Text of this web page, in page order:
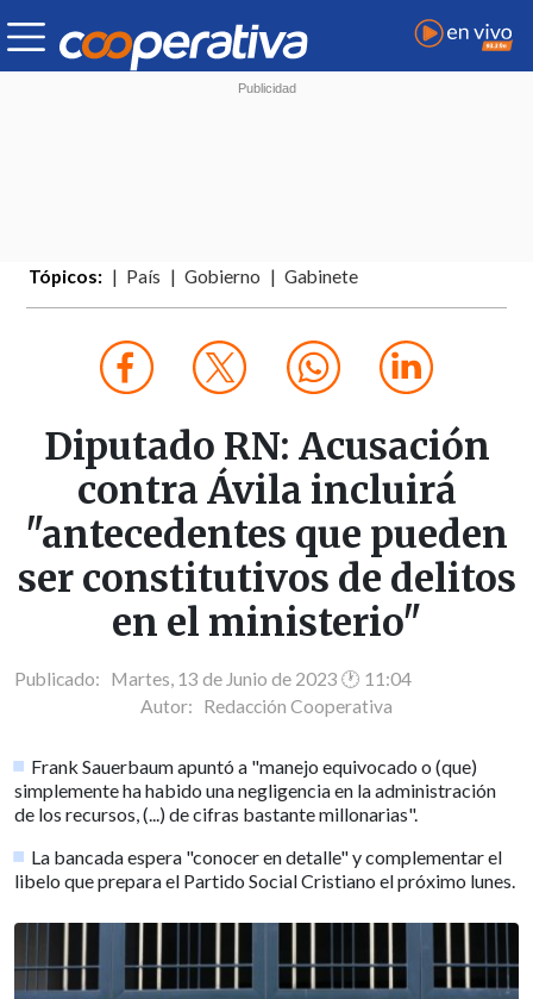
Tópicos: País Gobierno Gabinete
Diputado RN: Acusación
contra Ávila incluirá
"antecedentes que pueden
ser constitutivos de delitos
en el ministerio"
Publicado: Martes, 13 de Junio de 2023 🕐 11:04
Autor: Redacción Cooperativa
Frank Sauerbaum apuntó a "manejo equivocado o (que)
simplemente ha habido una negligencia en la administración
de los recursos, (...) de cifras bastante millonarias".
La bancada espera "conocer en detalle" y complementar el
libelo que prepara el Partido Social Cristiano el próximo lunes.